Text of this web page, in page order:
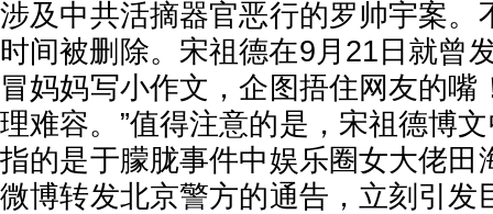
涉及中共活摘器官恶行的罗帅宇案。
时间被删除。宋祖德在9月21日就曾
冒妈妈写小作文，企图捂住网友的嘴
理难容。”值得注意的是，宋祖德博
指的是于朦胧事件中娱乐圈女大佬田
微博转发北京警方的通告，立刻引发